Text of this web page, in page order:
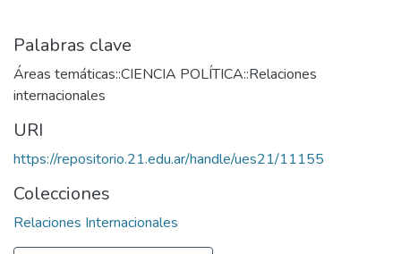
Palabras clave
Áreas temáticas::CIENCIA POLÍTICA::Relaciones
internacionales
URI
https://repositorio.21.edu.ar/handle/ues21/11155
Colecciones
Relaciones Internacionales